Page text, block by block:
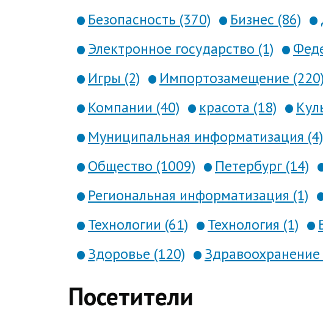
Безопасность (370)
Бизнес (86)
Электронное государство (1)
Игры (2)
Импортозамещение (220)
Компании (40)
красота (18)
Муниципальная информатизация (4)
Общество (1009)
Петербург (14)
Региональная информатизация (1)
Технологии (61)
Технология (1)
Здоровье (120)
Здравоохранение
Посетители